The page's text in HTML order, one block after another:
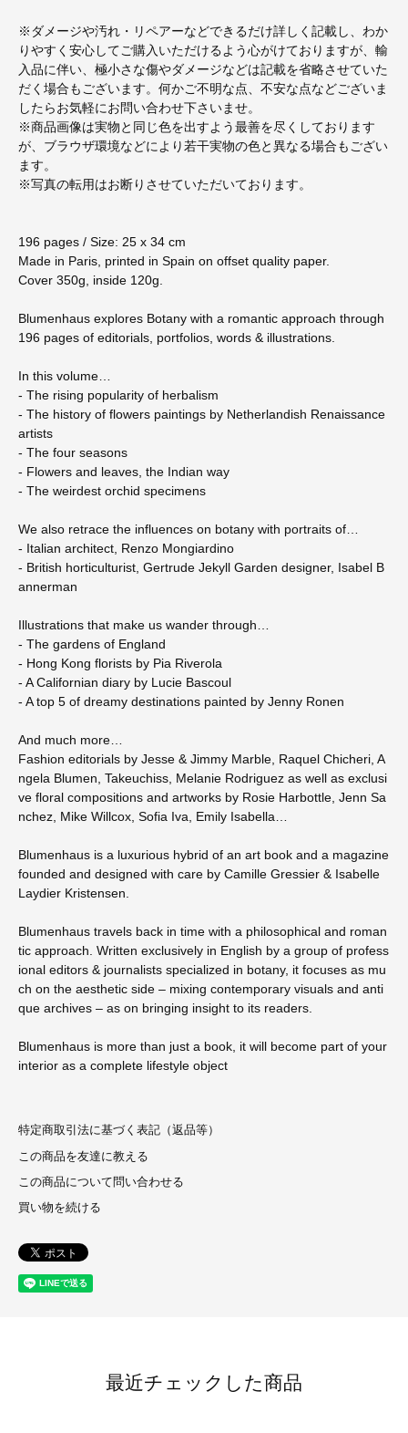
※ダメージや汚れ・リペアーなどできるだけ詳しく記載し、わか
りやすく安心してご購入いただけるよう心がけておりますが、輸
入品に伴い、極小さな傷やダメージなどは記載を省略させていた
だく場合もございます。何かご不明な点、不安な点などございま
したらお気軽にお問い合わせ下さいませ。
※商品画像は実物と同じ色を出すよう最善を尽くしております
が、ブラウザ環境などにより若干実物の色と異なる場合もござい
ます。
※写真の転用はお断りさせていただいております。
196 pages / Size: 25 x 34 cm
Made in Paris, printed in Spain on offset quality paper.
Cover 350g, inside 120g.
Blumenhaus explores Botany with a romantic approach through
196 pages of editorials, portfolios, words & illustrations.
In this volume…
- The rising popularity of herbalism
- The history of flowers paintings by Netherlandish Renaissance
artists
- The four seasons
- Flowers and leaves, the Indian way
- The weirdest orchid specimens
We also retrace the influences on botany with portraits of…
- Italian architect, Renzo Mongiardino
- British horticulturist, Gertrude Jekyll Garden designer, Isabel B
annerman
Illustrations that make us wander through…
- The gardens of England
- Hong Kong florists by Pia Riverola
- A Californian diary by Lucie Bascoul
- A top 5 of dreamy destinations painted by Jenny Ronen
And much more…
Fashion editorials by Jesse & Jimmy Marble, Raquel Chicheri, A
ngela Blumen, Takeuchiss, Melanie Rodriguez as well as exclusi
ve floral compositions and artworks by Rosie Harbottle, Jenn Sa
nchez, Mike Willcox, Sofia Iva, Emily Isabella…
Blumenhaus is a luxurious hybrid of an art book and a magazine
founded and designed with care by Camille Gressier & Isabelle
Laydier Kristensen.
Blumenhaus travels back in time with a philosophical and roman
tic approach. Written exclusively in English by a group of profess
ional editors & journalists specialized in botany, it focuses as mu
ch on the aesthetic side – mixing contemporary visuals and anti
que archives – as on bringing insight to its readers.
Blumenhaus is more than just a book, it will become part of your
interior as a complete lifestyle object
特定商取引法に基づく表記（返品等）
この商品を友達に教える
この商品について問い合わせる
買い物を続ける
最近チェックした商品